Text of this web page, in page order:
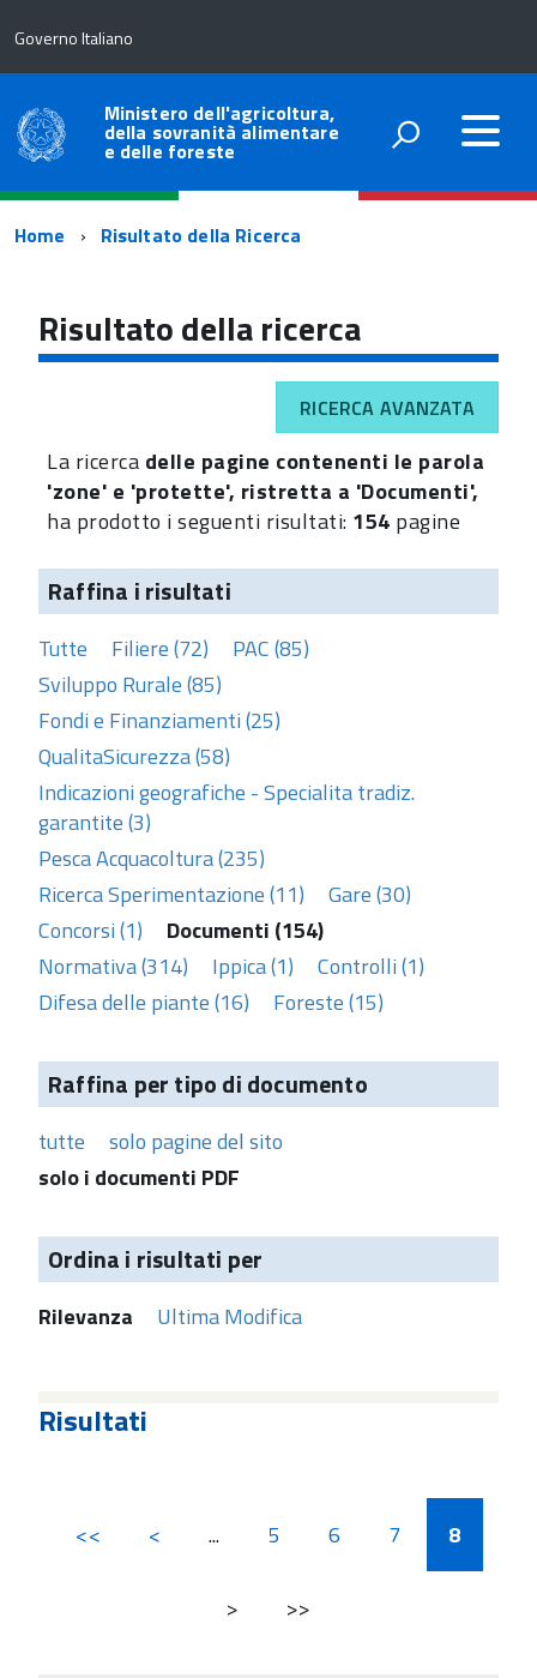
Governo Italiano
Ministero dell'agricoltura,
della sovranità alimentare
e delle foreste
Percorso
navigazione
Home Risultato della Ricerca
Risultato della ricerca
RICERCA AVANZATA
La ricerca delle pagine contenenti le parola
'zone' e 'protette', ristretta a 'Documenti',
ha prodotto i seguenti risultati: 154 pagine
Raffina i risultati
Tutte Filiere (72)
PAC (85)
Sviluppo Rurale (85)
Fondi e Finanziamenti (25)
QualitaSicurezza (58)
Indicazioni geografiche - Specialita tradiz.
garantite (3)
Pesca Acquacoltura (235)
Ricerca Sperimentazione (11)
Gare (30)
Concorsi (1)
Documenti (154)
Normativa (314)
Ippica (1)
Controlli (1)
Difesa delle piante (16)
Foreste (15)
Raffina per tipo di documento
tutte
solo pagine del sito
solo i documenti PDF
Ordina i risultati per
Rilevanza Ultima Modifica
Risultati
<< < ... 5 6 7 8
> >>